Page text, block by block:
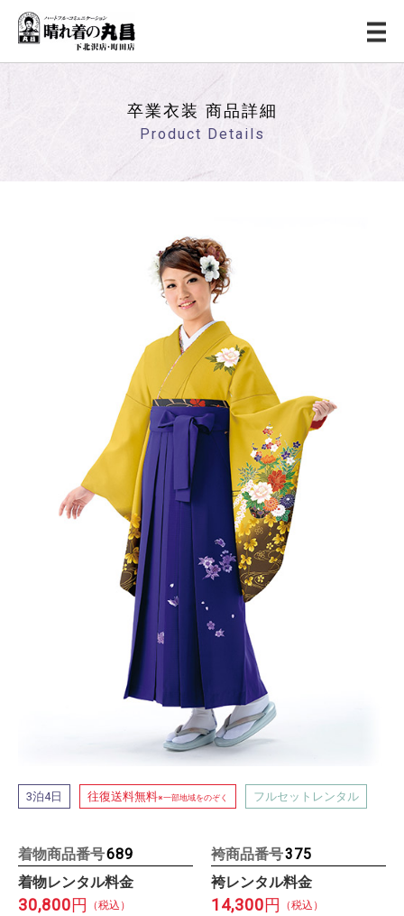
卒業衣装 商品詳細
Product Details
3泊4日 往復送料無料※一部地域をのぞく フルセットレンタル
着物商品番号689
着物レンタル料金
30,800円 （税込）
袴商品番号375
袴レンタル料金
14,300円 （税込）